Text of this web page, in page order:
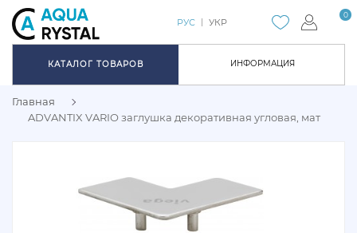
ИНФОРМАЦИЯ
0
РУС УКР
КАТАЛОГ ТОВАРОВ
Главная
ADVANTIX VARIO заглушка декоративная угловая, мат